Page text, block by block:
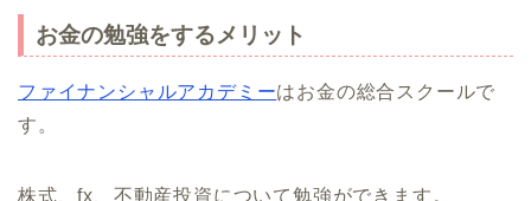
お金の勉強をするメリット
ファイナンシャルアカデミーはお金の総合スクールで
す。
株式、fx、不動産投資について勉強ができます。